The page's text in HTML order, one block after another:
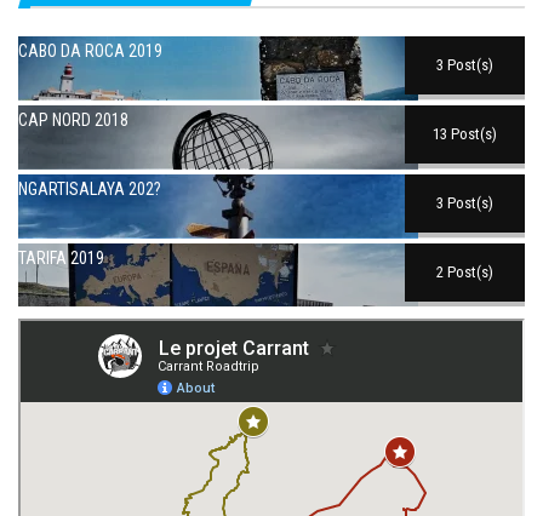
CABO DA ROCA 2019
3 Post(s)
CAP NORD 2018
13 Post(s)
NGARTISALAYA 202?
3 Post(s)
TARIFA 2019
2 Post(s)